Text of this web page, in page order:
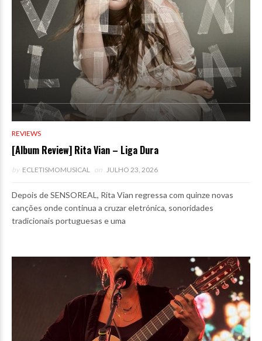
REVIEWS
[Album Review] Rita Vian – Liga Dura
by ECLETISMOMUSICAL on JULHO 23, 2026
Depois de SENSOREAL, Rita Vian regressa com quinze novas
canções onde continua a cruzar eletrónica, sonoridades
tradicionais portuguesas e uma